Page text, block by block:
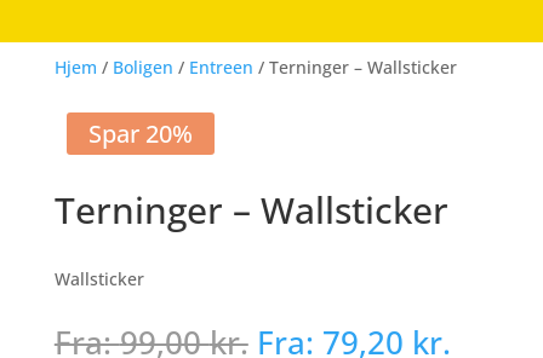
Hjem / Boligen / Entreen / Terninger – Wallsticker
Spar 20%
Terninger – Wallsticker
Wallsticker
Fra:99,00kr. Fra: 79,20 kr.